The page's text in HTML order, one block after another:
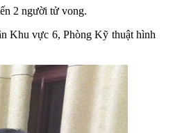
2 người tử vong.
Khu vực 6, Phòng Kỹ thuật hình